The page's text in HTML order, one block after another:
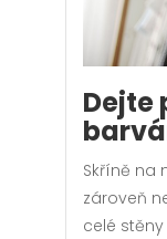
Dejte
Skříně na
zároveň
celé